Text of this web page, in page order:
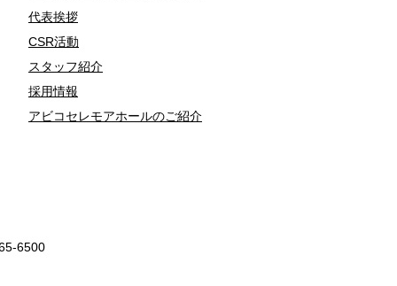
代表挨拶
CSR活動
スタッフ紹介
採用情報
アビコセレモアホールのご紹介
6500